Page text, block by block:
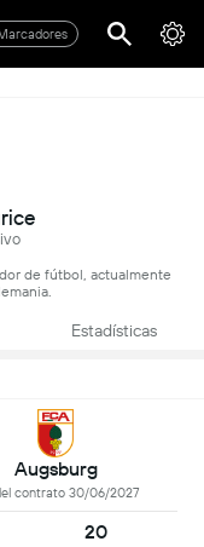
de fútbol, actualmente
Estadísticas
Augsburg
contrato 30/06/2027
20